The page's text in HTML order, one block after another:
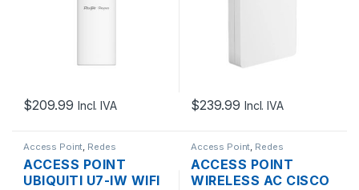
$209.99 Incl. IVA $239.99 Incl. IVA
Access Point, Redes
ACCESS POINT
UBIQUITI U7-IW WIFI
Access Point, Redes
ACCESS POINT
WIRELESS AC CISCO